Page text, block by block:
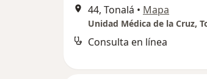
44, Tonalá • Mapa
Unidad Médica de la Cruz,
Consulta en línea